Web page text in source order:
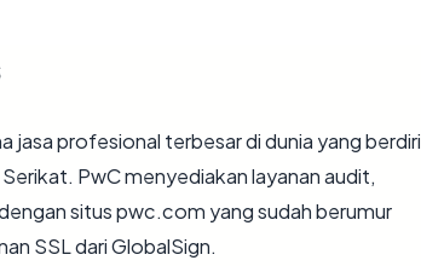
jasa profesional terbesar di dunia yang berdiri
PwC menyediakan layanan audit,
situs pwc.com yang sudah berumur
SSL dari GlobalSign.